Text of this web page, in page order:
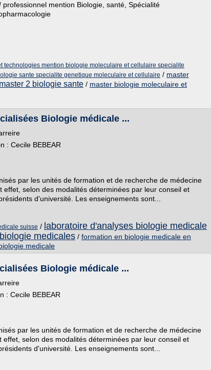
mention Biologie, santé, Spécialité
technologies mention biologie moleculaire et cellulaire specialite
sante specialite genetique moleculaire et cellulaire / master
master 2 biologie sante / master biologie moleculaire et
Biologie médicale ...
: Cecile BEBEAR
par les unités de formation et de recherche de médecine
effet, selon des modalités déterminées par leur conseil et
d'université. Les enseignements sont...
suisse / laboratoire d'analyses biologie medicale
medicales / formation en biologie medicale en
medicale
Biologie médicale ...
: Cecile BEBEAR
par les unités de formation et de recherche de médecine
effet, selon des modalités déterminées par leur conseil et
d'université. Les enseignements sont...